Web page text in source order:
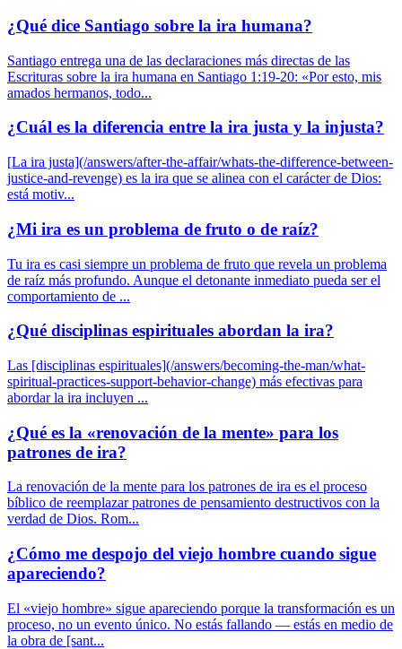
¿Qué dice Santiago sobre la ira humana?
Santiago entrega una de las declaraciones más directas de las
Escrituras sobre la ira humana en Santiago 1:19-20: «Por esto, mis
amados hermanos, todo...
¿Cuál es la diferencia entre la ira justa y la injusta?
[La ira justa](/answers/after-the-affair/whats-the-difference-between-
justice-and-revenge) es la ira que se alinea con el carácter de Dios:
está motiv...
¿Mi ira es un problema de fruto o de raíz?
Tu ira es casi siempre un problema de fruto que revela un problema
de raíz más profundo. Aunque el detonante inmediato pueda ser el
comportamiento de ...
¿Qué disciplinas espirituales abordan la ira?
Las [disciplinas espirituales](/answers/becoming-the-man/what-
spiritual-practices-support-behavior-change) más efectivas para
abordar la ira incluyen ...
¿Qué es la «renovación de la mente» para los
patrones de ira?
La renovación de la mente para los patrones de ira es el proceso
bíblico de reemplazar patrones de pensamiento destructivos con la
verdad de Dios. Rom...
¿Cómo me despojo del viejo hombre cuando sigue
apareciendo?
El «viejo hombre» sigue apareciendo porque la transformación es un
proceso, no un evento único. No estás fallando — estás en medio de
la obra de [sant...